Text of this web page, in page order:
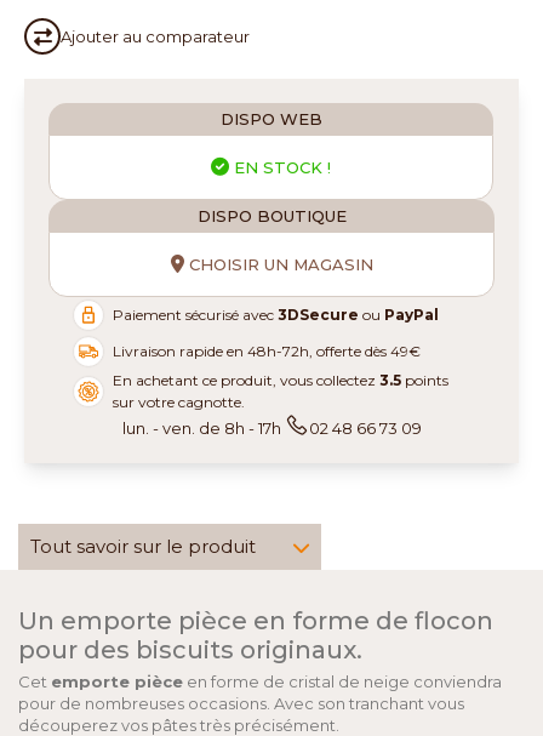
Ajouter au comparateur
DISPO WEB
EN STOCK !
DISPO BOUTIQUE
CHOISIR UN MAGASIN
Paiement sécurisé avec3DSecure ou PayPal
Livraison rapide en 48h-72h, offerte dès 49€
En achetant ce produit, vous collectez3.5 points
sur votre cagnotte.
lun. - ven. de 8h - 17h 02 48 66 73 09
Tout savoir sur le produit
Un emporte pièce en forme de flocon
pour des biscuits originaux.
Cet emporte pièce en forme de cristal de neige conviendra
pour de nombreuses occasions. Avec son tranchant vous
découperez vos pâtes très précisément.